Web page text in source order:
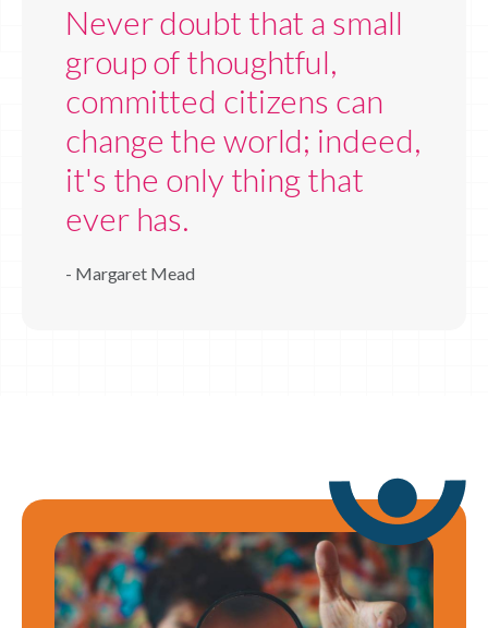
Never doubt that a small
group of thoughtful,
committed citizens can
change the world; indeed,
it's the only thing that
ever has.
- Margaret Mead